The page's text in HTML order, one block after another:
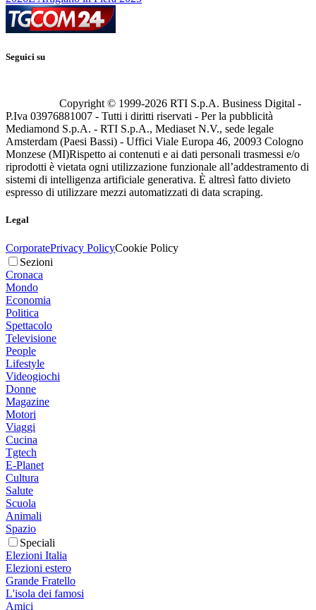
Seguici su
Copyright © 1999-2026 RTI S.p.A. Business Digital -
P.Iva 03976881007 - Tutti i diritti riservati - Per la pubblicità
Mediamond S.p.A. - RTI S.p.A., Mediaset N.V., sede legale
Amsterdam (Paesi Bassi) - Uffici Viale Europa 46, 20093 Cologno
Monzese (MI)Rispetto ai contenuti e ai dati personali trasmessi e/o
riprodotti è vietata ogni utilizzazione funzionale all’addestramento di
sistemi di intelligenza artificiale generativa. È altresì fatto divieto
espresso di utilizzare mezzi automatizzati di data scraping.
Legal
CorporatePrivacy PolicyCookie Policy
Sezioni
Cronaca
Mondo
Economia
Politica
Spettacolo
Televisione
People
Lifestyle
Videogiochi
Donne
Magazine
Motori
Viaggi
Cucina
Tgtech
E-Planet
Cultura
Salute
Scuola
Animali
Spazio
Speciali
Elezioni Italia
Elezioni estero
Grande Fratello
L'isola dei famosi
Amici